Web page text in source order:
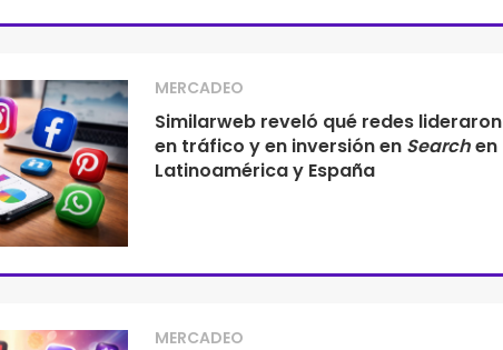
MERCADEO
Similarweb reveló qué redes lideraron
en tráfico y en inversión en Searchen
Latinoamérica y España
MERCADEO